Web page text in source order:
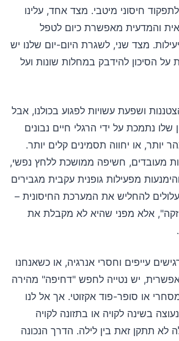
חיסוני מיטבי. מצד אחד, עלינו
והמדעית מאפשרת כיום לטפל
מצד שני, לשגרת היום-יום שלנו יש
הסיכון להידבק במחלות שונות ועל
ושפעת עשויות לפגוע בכולנו, אבל
נתמכת על ידי הרגלי חיים נבונים
יותר, או יחווה תסמינים קלים יותר.
מעובדים, חשיפה ממושכת ללחץ נפשי,
מפעילות גופנית עקבית מגבירים
להחליש את המערכת החיסונית –
אלא מפני שהיא לא מקבלת את
עייפים וחסרי אנרגיה, או כשאנחנו
יש נטייה לחפש "דחיפה" מהירה
או סופר-פוד אקזוטי. אך אל לנו
בשינה לקויה או בתזונה לקויה
לא תתקן זאת בין לילה. הדרך הנכונה